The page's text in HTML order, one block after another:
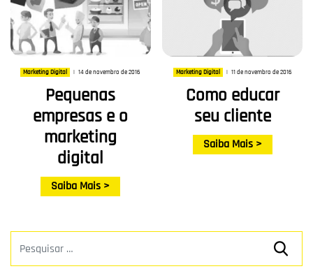
Marketing Digital | 14 de novembro de 2016
Pequenas
empresas e o
marketing
digital
Saiba Mais >
Marketing Digital | 11 de novembro de 2016
Como educar
seu cliente
Saiba Mais >